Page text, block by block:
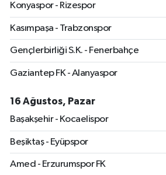
Konyaspor - Rizespor
Kasımpaşa - Trabzonspor
Gençlerbirliği S.K. - Fenerbahçe
Gaziantep FK - Alanyaspor
16 Ağustos, Pazar
Başakşehir - Kocaelispor
Beşiktaş - Eyüpspor
Amed - Erzurumspor FK